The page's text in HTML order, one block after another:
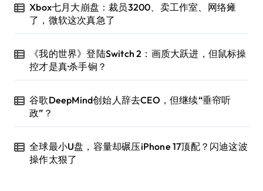
Xbox七月大崩盘：裁员3200、卖工作室、网络瘫
了，微软这次真急了
《我的世界》登陆Switch 2：画质大跃进，但鼠标操
控才是真·杀手锏？
谷歌DeepMind创始人辞去CEO，但继续“垂帘听
政”？
全球最小U盘，容量却碾压iPhone 17顶配？闪迪这波
操作太狠了